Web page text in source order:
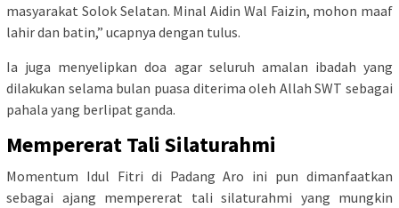
masyarakat Solok Selatan. Minal Aidin Wal Faizin, mohon maaf
lahir dan batin,” ucapnya dengan tulus.
Ia juga menyelipkan doa agar seluruh amalan ibadah yang
dilakukan selama bulan puasa diterima oleh Allah SWT sebagai
pahala yang berlipat ganda.
Mempererat Tali Silaturahmi
Momentum Idul Fitri di Padang Aro ini pun dimanfaatkan
sebagai ajang mempererat tali silaturahmi yang mungkin